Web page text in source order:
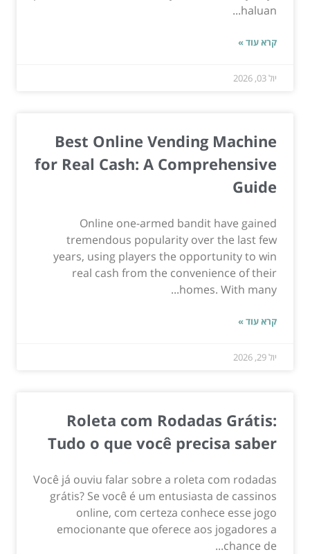
haluan...
קרא עוד »
יול 03, 2026
Best Online Vending Machine
for Real Cash: A Comprehensive
Guide
Online one-armed bandit have gained
tremendous popularity over the last few
years, using players the opportunity to win
real cash from the convenience of their
homes. With many...
קרא עוד »
יול 29, 2026
Roleta com Rodadas Grátis:
Tudo o que você precisa saber
Você já ouviu falar sobre a roleta com rodadas
grátis? Se você é um entusiasta de cassinos
online, com certeza conhece esse jogo
emocionante que oferece aos jogadores a
chance de...